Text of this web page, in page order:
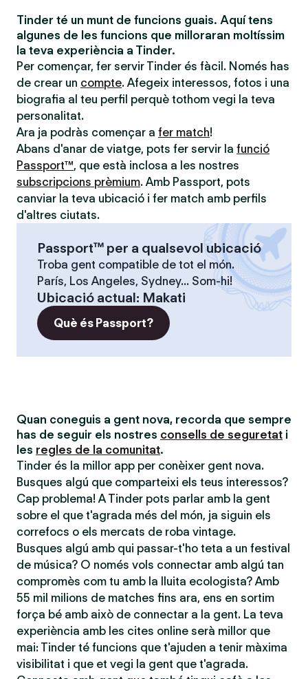
Tinder té un munt de funcions guais. Aquí tens
algunes de les funcions que milloraran moltíssim
la teva experiència a Tinder.
Per començar, fer servir Tinder és fàcil. Només has
de crear un compte. Afegeix interessos, fotos i una
biografia al teu perfil perquè tothom vegi la teva
personalitat.
Ara ja podràs començar a fer match!
Abans d'anar de viatge, pots fer servir la funció
Passport™, que està inclosa a les nostres
subscripcions prèmium. Amb Passport, pots
canviar la teva ubicació i fer match amb perfils
d'altres ciutats.
Passport™ per a qualsevol ubicació
Troba gent compatible de tot el món.
París, Los Angeles, Sydney... Som-hi!
Ubicació actual: Makati
Què és Passport?
Quan coneguis a gent nova, recorda que sempre
has de seguir els nostres consells de seguretat i
les regles de la comunitat.
Tinder és la millor app per conèixer gent nova.
Busques algú que comparteixi els teus interessos?
Cap problema! A Tinder pots parlar amb la gent
sobre el que t'agrada més del món, ja siguin els
correfocs o els mercats de roba vintage.
Busques algú amb qui passar-t'ho teta a un festival
de música? O només vols connectar amb algú tan
compromès com tu amb la lluita ecologista? Amb
55 mil milions de matches fins ara, ens en sortim
força bé amb això de connectar a la gent. La teva
experiència amb les cites online serà millor que
mai: Tinder té funcions que t'ajuden a tenir màxima
visibilitat i que et vegi la gent que t'agrada.